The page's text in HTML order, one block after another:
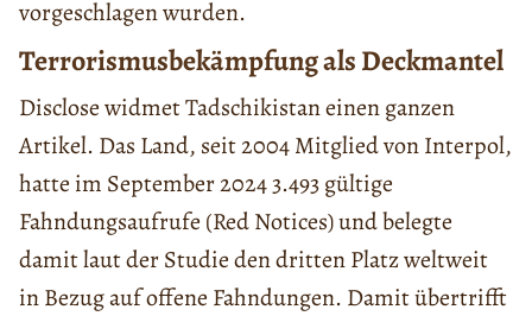
vorgeschlagen wurden.
Terrorismusbekämpfung als Deckmantel
Disclose widmet Tadschikistan einen ganzen
Artikel. Das Land, seit 2004 Mitglied von Interpol,
hatte im September 2024 3.493 gültige
Fahndungsaufrufe (Red Notices) und belegte
damit laut der Studie den dritten Platz weltweit
in Bezug auf offene Fahndungen. Damit übertrifft